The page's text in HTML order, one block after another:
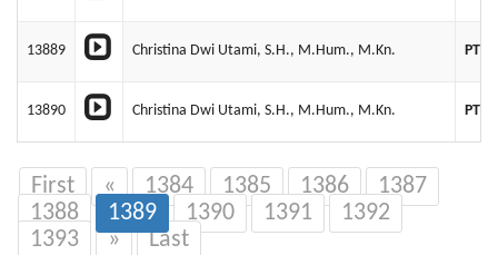
13889 Christina Dwi Utami, S.H., M.Hum., M.Kn. PT
13890 Christina Dwi Utami, S.H., M.Hum., M.Kn. PT
First « 1384 1385 1386
1387
1388
1389 1390 1391
1392
1393
» Last